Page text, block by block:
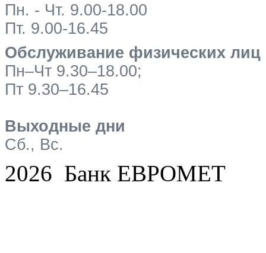
Пн. - Чт. 9.00-18.00
Пт. 9.00-16.45
Обслуживание физических лиц
Пн–Чт 9.30–18.00;
Пт 9.30–16.45
Выходные дни
Сб., Вс.
2026 Банк ЕВРОМЕТ